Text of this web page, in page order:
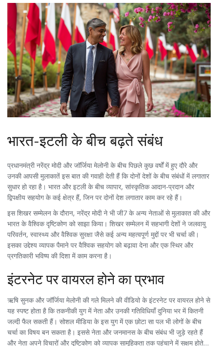
भारत-इटली के बीच बढ़ते संबंध
प्रधानमंत्री नरेंद्र मोदी और जॉर्जिया मेलोनी के बीच पिछले कुछ वर्षों में हुए दौरे और
उनकी आपसी मुलाकातें इस बात की गवाही देती हैं कि दोनों देशों के बीच संबंधों में लगातार
सुधार हो रहा है। भारत और इटली के बीच व्यापार, सांस्कृतिक आदान-प्रदान और
द्विपक्षीय सहयोग के कई क्षेत्र हैं, जिन पर दोनों देश लगातार काम कर रहे हैं।
इस शिखर सम्मेलन के दौरान, नरेंद्र मोदी ने भी जी7 के अन्य नेताओं से मुलाकात की और
भारत के वैश्विक दृष्टिकोण को साझा किया। शिखर सम्मेलन में सहभागी देशों ने जलवायु
परिवर्तन, स्वास्थ्य और वैश्विक सुरक्षा जैसे कई अन्य महत्वपूर्ण मुद्दों पर भी चर्चा की।
इसका उद्देश्य व्यापक पैमाने पर वैश्विक सहयोग को बढ़ावा देना और एक स्थिर और
प्रगतिकारी भविष्य की दिशा में काम करना है।
इंटरनेट पर वायरल होने का प्रभाव
ऋषि सुनक और जॉर्जिया मेलोनी की गले मिलने की वीडियो के इंटरनेट पर वायरल होने से
यह स्पष्ट होता है कि तकनीकी युग में नेता और उनकी गतिविधियाँ दुनिया भर में कितनी
जल्दी फैल सकती हैं। सोशल मीडिया के इस युग में एक छोटा सा पल भी लोगों के बीच
चर्चा का विषय बन सकता है। इससे नेता और जनमानस के बीच संबंध भी जुड़े रहते हैं
और नेता अपने विचारों और दृष्टिकोण को व्यापक सामूहिकता तक पहुंचाने में सक्षम होते